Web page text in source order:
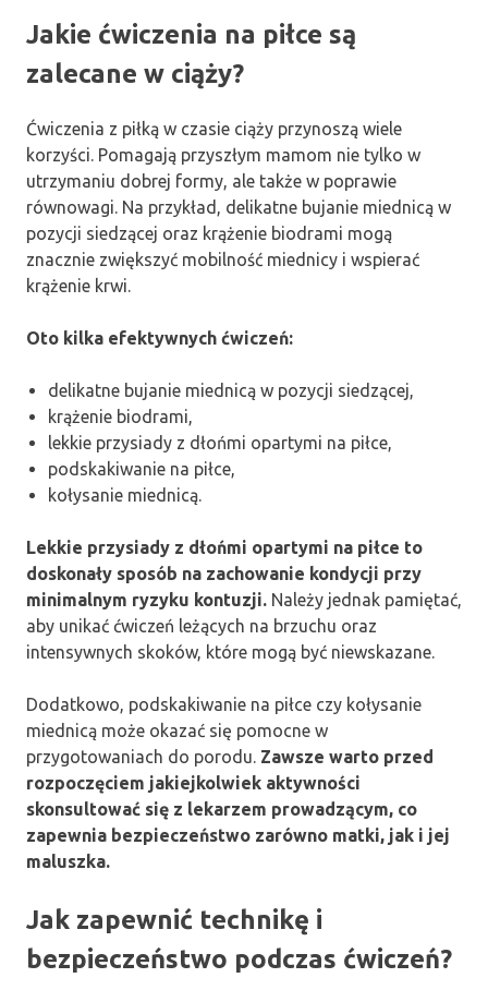
Jakie ćwiczenia na piłce są
zalecane w ciąży?
Ćwiczenia z piłką w czasie ciąży przynoszą wiele
korzyści. Pomagają przyszłym mamom nie tylko w
utrzymaniu dobrej formy, ale także w poprawie
równowagi. Na przykład, delikatne bujanie miednicą w
pozycji siedzącej oraz krążenie biodrami mogą
znacznie zwiększyć mobilność miednicy i wspierać
krążenie krwi.
Oto kilka efektywnych ćwiczeń:
delikatne bujanie miednicą w pozycji siedzącej,
krążenie biodrami,
lekkie przysiady z dłońmi opartymi na piłce,
podskakiwanie na piłce,
kołysanie miednicą.
Lekkie przysiady z dłońmi opartymi na piłce to
doskonały sposób na zachowanie kondycji przy
minimalnym ryzyku kontuzji. Należy jednak pamiętać,
aby unikać ćwiczeń leżących na brzuchu oraz
intensywnych skoków, które mogą być niewskazane.
Dodatkowo, podskakiwanie na piłce czy kołysanie
miednicą może okazać się pomocne w
przygotowaniach do porodu. Zawsze warto przed
rozpoczęciem jakiejkolwiek aktywności
skonsultować się z lekarzem prowadzącym, co
zapewnia bezpieczeństwo zarówno matki, jak i jej
maluszka.
Jak zapewnić technikę i
bezpieczeństwo podczas ćwiczeń?